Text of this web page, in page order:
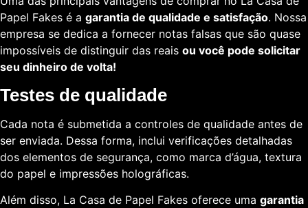
Papel Fakes é a garantia de qualidade e satisfação. Nossa
empresa se dedica a fornecer notas falsas que são quase
impossíveis de distinguir das reais ou você pode solicitar
seu dinheiro de volta!
Testes de qualidade
Cada nota é submetida a controles de qualidade antes de
ser enviada. Dessa forma, inclui verificações detalhadas
dos elementos de segurança, como marca d’água, textura
do papel e impressões holográficas.
Além disso, La Casa de Papel Fakes oferece uma garantia